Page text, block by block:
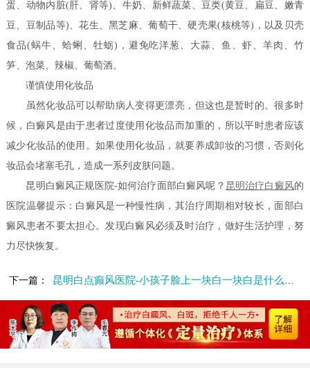
蛋、动物内脏(肝、肾等)、牛奶、新鲜蔬菜、豆类(黄豆、扁豆、嫩青
豆、豆制品等)、花生、黑芝麻、葡萄干、硬壳果(核桃等)，以及贝壳
食品(蜗牛、蛤蜊、牡蛎)，避免吃洋葱、大蒜、鱼、虾、羊肉、竹
笋、泡菜、辣椒、葡萄酒。
谨慎使用化妆品
虽然化妆品可以帮助病人变得更漂亮，但这也是暂时的。很多时
候，白癜风是由于患者过度使用化妆品而加重的，所以平时患者应该
减少化妆品的使用。如果使用化妆品，就要养成卸妆的习惯，否则化
妆品会堵塞毛孔，造成一系列皮肤问题。
昆明白癜风正规医院-如何治疗面部白癜风呢？ 昆明治疗白癜风的
医院温馨提示：白癜风是一种慢性病，其治疗周期相对较长，面部白
癜风患者不要太担心。发现白癜风必须及时治疗，做好生活护理，努
力尽快恢复。
下一篇： 昆明白点癫风医院-小孩子脸上一块白一块白是什么原因